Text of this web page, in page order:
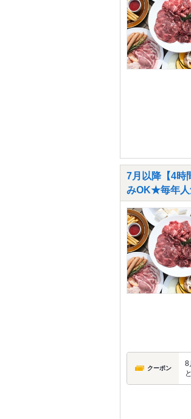
7月以降【4時
みOK★毎年人
クーポン
8